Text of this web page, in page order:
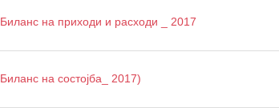
Биланс на приходи и расходи _ 2017
Биланс на состојба_ 2017)